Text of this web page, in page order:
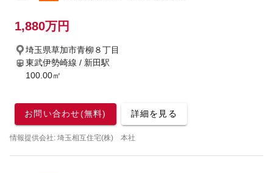
1,880万円
埼玉県草加市青柳８丁目
東武伊勢崎線 / 新田駅
100.00㎡
お問い合わせ(無料) 詳細を見る
情報提供会社: 埼玉相互住宅(株) 本社